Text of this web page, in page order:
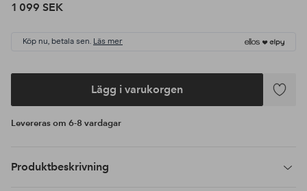
1 099 SEK
Köp nu, betala sen. Läs mer
Lägg i varukorgen
Lägg
Levereras om 6-8 vardagar
Produktbeskrivning